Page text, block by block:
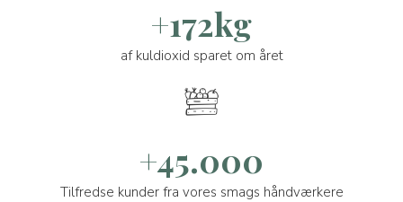
+172kg
af kuldioxid sparet om året
+45.000
Tilfredse kunder fra vores smags håndværkere